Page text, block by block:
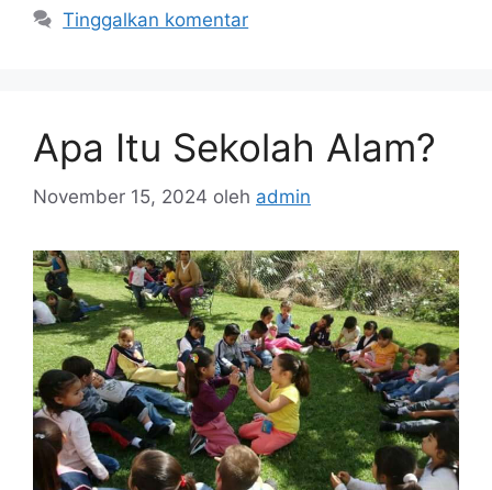
Tinggalkan komentar
Apa Itu Sekolah Alam?
November 15, 2024 oleh admin